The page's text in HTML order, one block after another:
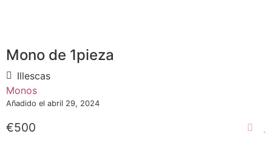
Mono de 1pieza
Illescas
Monos
Añadido el abril 29, 2024
€500